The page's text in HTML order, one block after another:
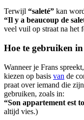
Terwijl “saleté” kan
“Il y a beaucoup de
veel vuil op straat na het
Hoe te gebruiken
Wanneer je Frans
kiezen op basis van de
praat over iemand die
gebruiken, zoals in:
“Son appartement est
altijd vies.)